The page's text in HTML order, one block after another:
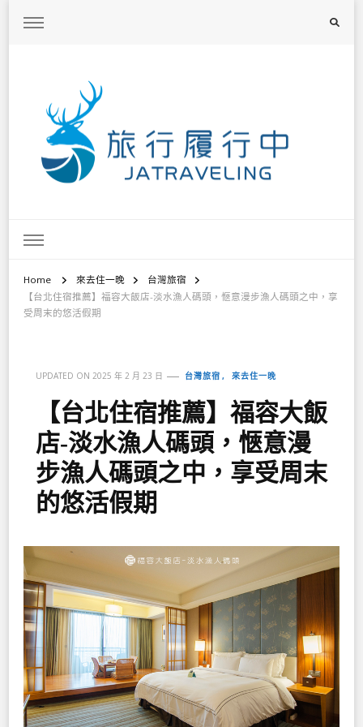
Home 來去住一晚
台灣旅宿
【台北住宿推薦】福容大飯店-淡水漁人碼頭，愜意漫步漁人碼頭之中，享
受周末的悠活假期
UPDATED ON 2025 年 2 月 23 日 台灣旅宿 來去住一晚
【台北住宿推薦】福容大飯
店-淡水漁人碼頭，愜意漫
步漁人碼頭之中，享受周末
的悠活假期